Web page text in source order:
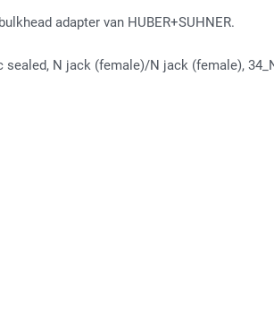
adapter van HUBER+SUHNER.
sealed, N jack (female)/N jack (female),